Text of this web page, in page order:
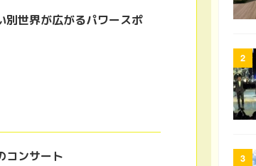
別世界が広がるパワースポ
コンサート